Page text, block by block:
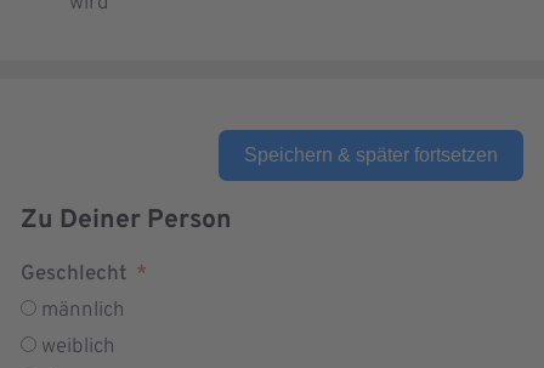
Speichern & später fortsetzen
Zu Deiner Person
Geschlecht
männlich
weiblich